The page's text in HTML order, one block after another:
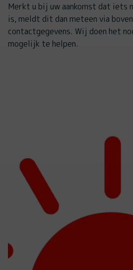
Merkt u bij uw aankomst dat iets
is, meldt dit dan meteen via
contactgegevens. Wij doen het
mogelijk te helpen.